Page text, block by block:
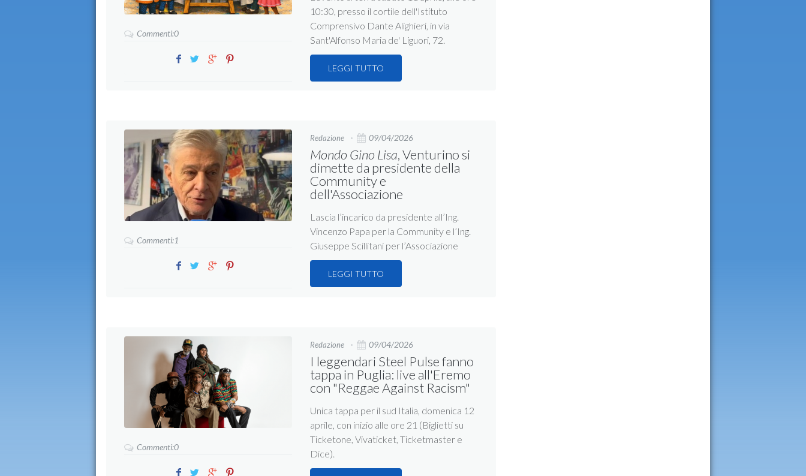
Commenti:0
10:30, presso il cortile dell'Istituto
Comprensivo Dante Alighieri, in via
Sant'Alfonso Maria de' Liguori, 72.
LEGGI TUTTO
Commenti:1
Redazione 09/04/2026
Mondo Gino Lisa, Venturino si
dimette da presidente della
Community e
dell'Associazione
Lascia l’incarico da presidente all’Ing.
Vincenzo Papa per la Community e l’Ing.
Giuseppe Scillitani per l’Associazione
LEGGI TUTTO
Commenti:0
Redazione 09/04/2026
I leggendari Steel Pulse fanno
tappa in Puglia: live all'Eremo
con "Reggae Against Racism"
Unica tappa per il sud Italia, domenica 12
aprile, con inizio alle ore 21 (Biglietti su
Ticketone, Vivaticket, Ticketmaster e
Dice).